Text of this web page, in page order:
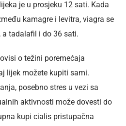
je u prosjeku 12 sati. Kada
kamagre i levitra, viagra se
tadalafil i do 36 sati.
o težini poremećaja
lijek možete kupiti sami.
posebno stres u vezi sa
aktivnosti može dovesti do
kupi cialis pristupačna